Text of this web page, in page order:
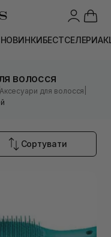
НОВИНКИБЕСТСЕЛЕРИ
волосся
|Аксесуари для волосся
Сортувати